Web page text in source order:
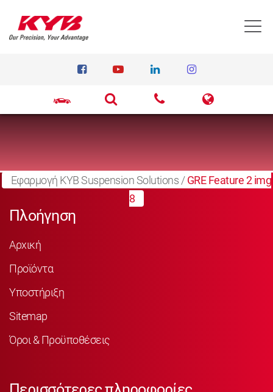
Εφαρμογή KYB Suspension Solutions /GRE Feature 2 img
8
Πλοήγηση
Αρχική
Προϊόντα
Υποστήριξη
Sitemap
Όροι & Προϋποθέσεις